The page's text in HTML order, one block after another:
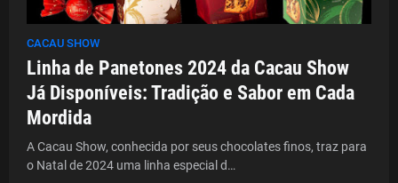
CACAU SHOW
Linha de Panetones 2024 da Cacau Show
Já Disponíveis: Tradição e Sabor em Cada
Mordida
A Cacau Show, conhecida por seus chocolates finos, traz para
o Natal de 2024 uma linha especial d…